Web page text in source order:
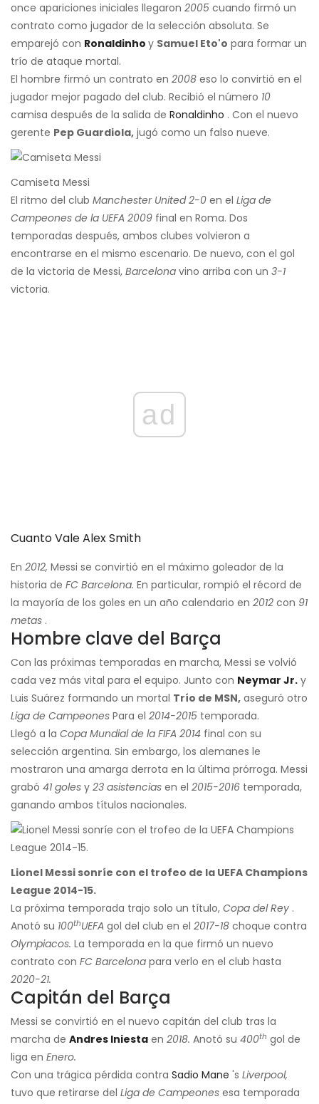
once apariciones iniciales llegaron 2005 cuando firmó un
contrato como jugador de la selección absoluta. Se
emparejó con Ronaldinho y Samuel Eto'o para formar un
trío de ataque mortal.
El hombre firmó un contrato en 2008 eso lo convirtió en el
jugador mejor pagado del club. Recibió el número 10
camisa después de la salida de Ronaldinho . Con el nuevo
gerente Pep Guardiola, jugó como un falso nueve.
Camiseta Messi
El ritmo del club Manchester United 2-0 en el Liga de
Campeones de la UEFA 2009 final en Roma. Dos
temporadas después, ambos clubes volvieron a
encontrarse en el mismo escenario. De nuevo, con el gol
de la victoria de Messi, Barcelona vino arriba con un 3-1
victoria.
ad
Cuanto Vale Alex Smith
En 2012, Messi se convirtió en el máximo goleador de la
historia de FC Barcelona. En particular, rompió el récord de
la mayoría de los goles en un año calendario en 2012 con 91
metas .
Hombre clave del Barça
Con las próximas temporadas en marcha, Messi se volvió
cada vez más vital para el equipo. Junto con Neymar Jr. y
Luis Suárez formando un mortal Trío de MSN, aseguró otro
Liga de Campeones Para el 2014-2015 temporada.
Llegó a la Copa Mundial de la FIFA 2014 final con su
selección argentina. Sin embargo, los alemanes le
mostraron una amarga derrota en la última prórroga. Messi
grabó 41 goles y 23 asistencias en el 2015-2016 temporada,
ganando ambos títulos nacionales.
Lionel Messi sonríe con el trofeo de la UEFA Champions
League 2014-15.
La próxima temporada trajo solo un título, Copa del Rey .
Anotó su 100thUEFA gol del club en el 2017-18 choque contra
Olympiacos. La temporada en la que firmó un nuevo
contrato con FC Barcelona para verlo en el club hasta
2020-21.
Capitán del Barça
Messi se convirtió en el nuevo capitán del club tras la
marcha de Andres Iniesta en 2018. Anotó su 400th gol de
liga en Enero.
Con una trágica pérdida contra Sadio Mane 's Liverpool,
tuvo que retirarse del Liga de Campeones esa temporada